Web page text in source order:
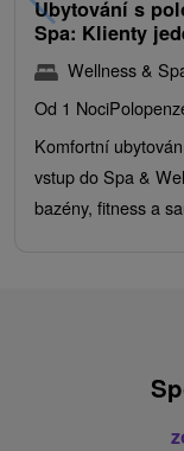
Ubytování s
Spa: Klienty
Wellness &
Od 1 Noci
Komfortní
vstup do Spa &
bazény, fitness a